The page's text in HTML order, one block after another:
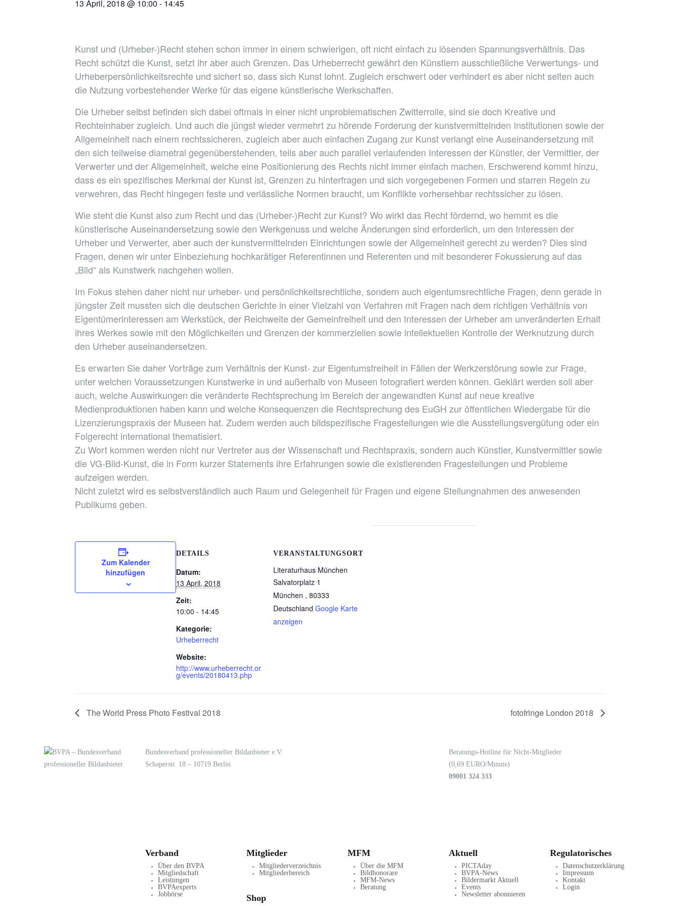
13 April, 2018 @ 10:00 - 14:45
Kunst und (Urheber-)Recht stehen schon immer in einem schwierigen, oft nicht einfach zu lösenden Spannungsverhältnis. Das
Recht schützt die Kunst, setzt ihr aber auch Grenzen. Das Urheberrecht gewährt den Künstlern ausschließliche Verwertungs- und
Urheberpersönlichkeitsrechte und sichert so, dass sich Kunst lohnt. Zugleich erschwert oder verhindert es aber nicht selten auch
die Nutzung vorbestehender Werke für das eigene künstlerische Werkschaffen.
Die Urheber selbst befinden sich dabei oftmals in einer nicht unproblematischen Zwitterrolle, sind sie doch Kreative und
Rechteinhaber zugleich. Und auch die jüngst wieder vermehrt zu hörende Forderung der kunstvermittelnden Institutionen sowie der
Allgemeinheit nach einem rechtssicheren, zugleich aber auch einfachen Zugang zur Kunst verlangt eine Auseinandersetzung mit
den sich teilweise diametral gegenüberstehenden, teils aber auch parallel verlaufenden Interessen der Künstler, der Vermittler, der
Verwerter und der Allgemeinheit, welche eine Positionierung des Rechts nicht immer einfach machen. Erschwerend kommt hinzu,
dass es ein spezifisches Merkmal der Kunst ist, Grenzen zu hinterfragen und sich vorgegebenen Formen und starren Regeln zu
verwehren, das Recht hingegen feste und verlässliche Normen braucht, um Konflikte vorhersehbar rechtssicher zu lösen.
Wie steht die Kunst also zum Recht und das (Urheber-)Recht zur Kunst? Wo wirkt das Recht fördernd, wo hemmt es die
künstlerische Auseinandersetzung sowie den Werkgenuss und welche Änderungen sind erforderlich, um den Interessen der
Urheber und Verwerter, aber auch der kunstvermittelnden Einrichtungen sowie der Allgemeinheit gerecht zu werden? Dies sind
Fragen, denen wir unter Einbeziehung hochkarätiger Referentinnen und Referenten und mit besonderer Fokussierung auf das
„Bild“ als Kunstwerk nachgehen wollen.
Im Fokus stehen daher nicht nur urheber- und persönlichkeitsrechtliche, sondern auch eigentumsrechtliche Fragen, denn gerade in
jüngster Zeit mussten sich die deutschen Gerichte in einer Vielzahl von Verfahren mit Fragen nach dem richtigen Verhältnis von
Eigentümerinteressen am Werkstück, der Reichweite der Gemeinfreiheit und den Interessen der Urheber am unveränderten Erhalt
ihres Werkes sowie mit den Möglichkeiten und Grenzen der kommerziellen sowie intellektuellen Kontrolle der Werknutzung durch
den Urheber auseinandersetzen.
Es erwarten Sie daher Vorträge zum Verhältnis der Kunst- zur Eigentumsfreiheit in Fällen der Werkzerstörung sowie zur Frage,
unter welchen Voraussetzungen Kunstwerke in und außerhalb von Museen fotografiert werden können. Geklärt werden soll aber
auch, welche Auswirkungen die veränderte Rechtsprechung im Bereich der angewandten Kunst auf neue kreative
Medienproduktionen haben kann und welche Konsequenzen die Rechtsprechung des EuGH zur öffentlichen Wiedergabe für die
Lizenzierungspraxis der Museen hat. Zudem werden auch bildspezifische Fragestellungen wie die Ausstellungsvergütung oder ein
Folgerecht international thematisiert.
Zu Wort kommen werden nicht nur Vertreter aus der Wissenschaft und Rechtspraxis, sondern auch Künstler, Kunstvermittler sowie
die VG-Bild-Kunst, die in Form kurzer Statements ihre Erfahrungen sowie die existierenden Fragestellungen und Probleme
aufzeigen werden.
Nicht zuletzt wird es selbstverständlich auch Raum und Gelegenheit für Fragen und eigene Stellungnahmen des anwesenden
Publikums geben.
Zum Kalender
hinzufügen
DETAILS
Datum:
13 April, 2018
Zeit:
10:00 - 14:45
Kategorie:
Urheberrecht
Website:
http://www.urheberrecht.or
g/events/20180413.php
VERANSTALTUNGSORT
Literaturhaus München
Salvatorplatz 1
München , 80333
Deutschland Google Karte
anzeigen
The World Press Photo Festival 2018 fotofringe London 2018
Bundesverband professioneller Bildanbieter e.V.
Schaperstr. 18 – 10719 Berlin
Beratungs-Hotline für Nicht-Mitglieder
(0,69 EURO/Minute)
09001 324 333
Verband
Über den BVPA
Mitgliedschaft
Leistungen
BVPAexperts
Jobbörse
Mitglieder
Mitgliederverzeichnis
Mitgliederbereich
Shop
MFM
Über die MFM
Bildhonorare
MFM-News
Beratung
Aktuell
PICTAday
BVPA-News
Bildermarkt Aktuell
Events
Newsletter abonnieren
Regulatorisches
Datenschutzerklärung
Impressum
Kontakt
Login